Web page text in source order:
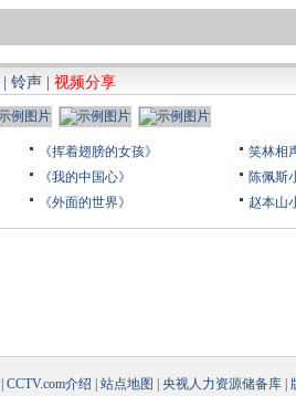
铃声 视频分享
《挥着翅膀的女孩》
《我的中国心》
《外面的世界》
笑林相
陈佩斯
赵本山
CCTV.com介绍 站点地图 央视人力资源储备库